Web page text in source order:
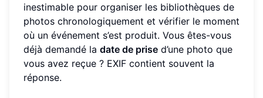
inestimable pour organiser les bibliothèques de
photos chronologiquement et vérifier le moment
où un événement s’est produit. Vous êtes-vous
déjà demandé la date de prise d’une photo que
vous avez reçue ? EXIF contient souvent la
réponse.